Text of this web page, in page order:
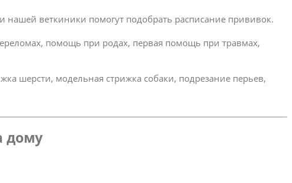
веткиники помогут подобрать расписание прививок.
помощь при родах, первая помощь при травмах,
шерсти, модельная стрижка собаки, подрезание перьев,
дому